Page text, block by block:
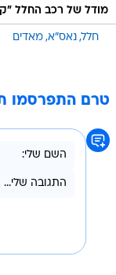
מודל של רכב החלל
חלל נאס"א מאדים
טרם התפרסמו